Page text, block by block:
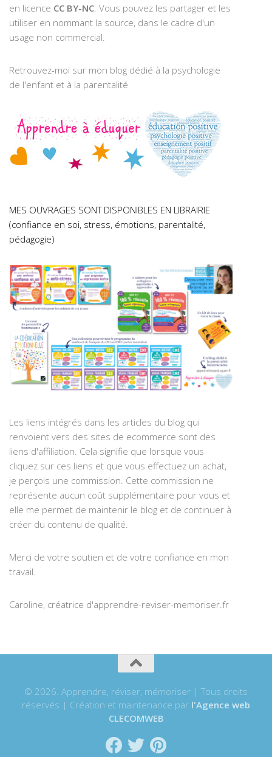
en licence CC BY-NC . Vous pouvez les partager et les
utiliser en nommant la source, dans le cadre d'un
usage non commercial.
Retrouvez-moi sur mon blog dédié à la psychologie
de l'enfant et à la parentalité
MES OUVRAGES SONT DISPONIBLES EN LIBRAIRIE
(confiance en soi, stress, émotions, parentalité,
pédagogie)
Les liens intégrés dans les articles du blog qui
renvoient vers des sites de ecommerce sont des
liens d'affiliation. Cela signifie que lorsque vous
cliquez sur ces liens et que vous effectuez un achat,
je perçois une commission. Cette commission ne
représente aucun coût supplémentaire pour vous et
elle me permet de maintenir le blog et de continuer à
créer du contenu de qualité.
Merci de votre soutien et de votre confiance en mon
travail.
Caroline, créatrice d'apprendre-reviser-memoriser.fr
© 2026. Apprendre, réviser, mémoriser | Tous droits
réservés | Création et maintenance par l'Agence web
CLECOMWEB